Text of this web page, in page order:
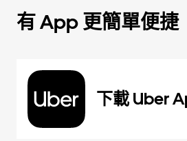
有 App 更簡單便捷
下載 Uber